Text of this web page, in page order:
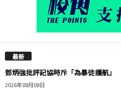
最新
鄧炳強批評記協時斥「為暴徒護航
2026年08月08日